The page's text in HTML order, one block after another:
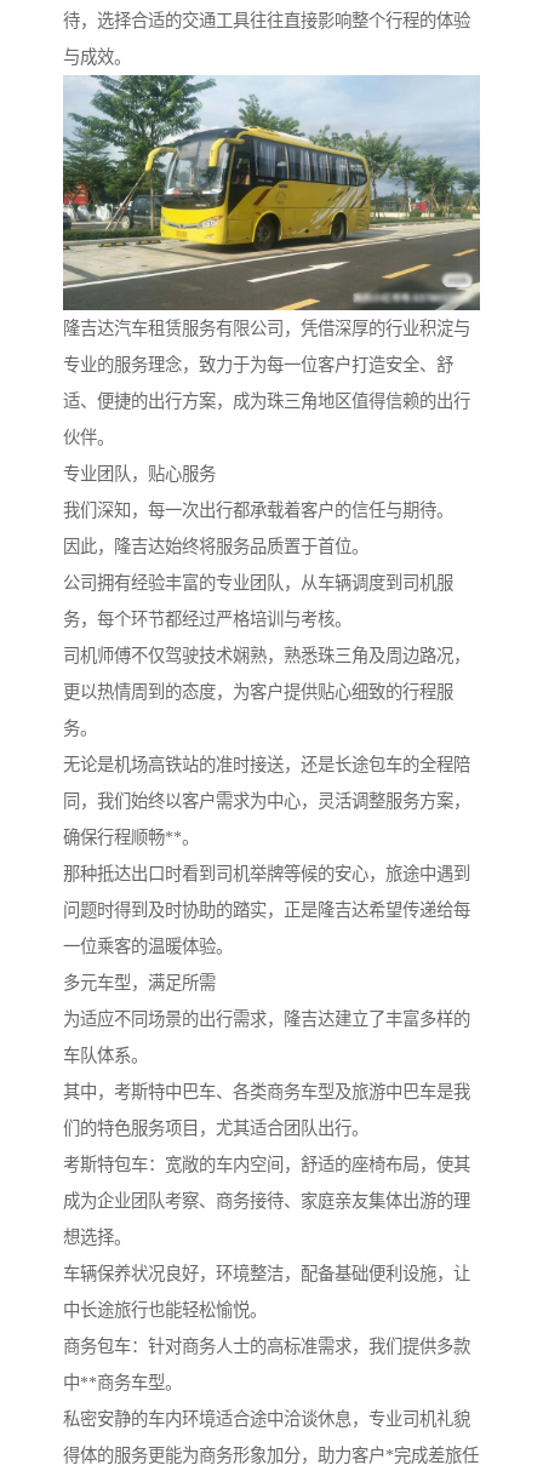
待，选择合适的交通工具往往直接影响整个行程的体验
与成效。
隆吉达汽车租赁服务有限公司，凭借深厚的行业积淀与
专业的服务理念，致力于为每一位客户打造安全、舒
适、便捷的出行方案，成为珠三角地区值得信赖的出行
伙伴。
专业团队，贴心服务
我们深知，每一次出行都承载着客户的信任与期待。
因此，隆吉达始终将服务品质置于首位。
公司拥有经验丰富的专业团队，从车辆调度到司机服
务，每个环节都经过严格培训与考核。
司机师傅不仅驾驶技术娴熟，熟悉珠三角及周边路况，
更以热情周到的态度，为客户提供贴心细致的行程服
务。
无论是机场高铁站的准时接送，还是长途包车的全程陪
同，我们始终以客户需求为中心，灵活调整服务方案，
确保行程顺畅**。
那种抵达出口时看到司机举牌等候的安心，旅途中遇到
问题时得到及时协助的踏实，正是隆吉达希望传递给每
一位乘客的温暖体验。
多元车型，满足所需
为适应不同场景的出行需求，隆吉达建立了丰富多样的
车队体系。
其中，考斯特中巴车、各类商务车型及旅游中巴车是我
们的特色服务项目，尤其适合团队出行。
考斯特包车：宽敞的车内空间，舒适的座椅布局，使其
成为企业团队考察、商务接待、家庭亲友集体出游的理
想选择。
车辆保养状况良好，环境整洁，配备基础便利设施，让
中长途旅行也能轻松愉悦。
商务包车：针对商务人士的高标准需求，我们提供多款
中**商务车型。
私密安静的车内环境适合途中洽谈休息，专业司机礼貌
得体的服务更能为商务形象加分，助力客户*完成差旅任